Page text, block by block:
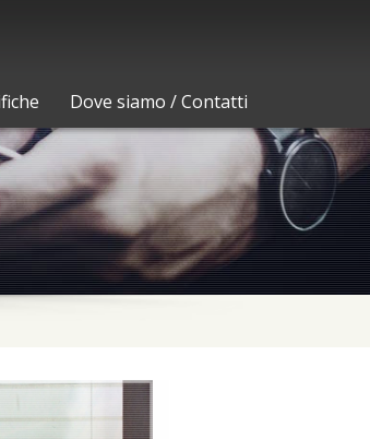
Dove siamo / Contatti